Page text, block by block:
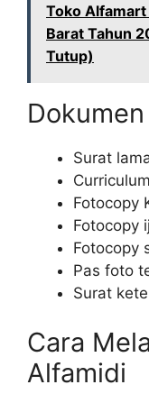
Toko Alfamart
Barat Tahun
Tutup)
Surat
Fotocopy
Fotocopy
Fotocopy
Pas foto
Surat
Cara
Alfamidi